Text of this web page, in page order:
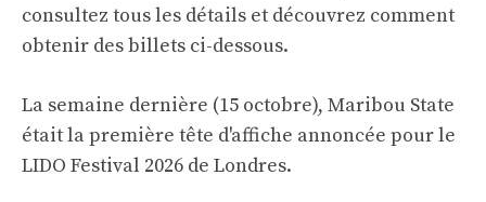
consultez tous les détails et découvrez comment
obtenir des billets ci-dessous.
La semaine dernière (15 octobre), Maribou State
était la première tête d'affiche annoncée pour le
LIDO Festival 2026 de Londres.